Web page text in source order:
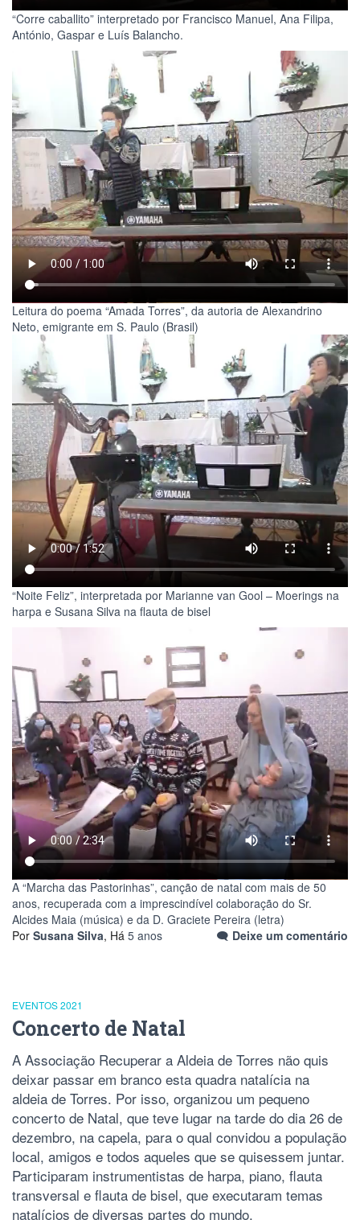
“Corre caballito” interpretado por Francisco Manuel, Ana Filipa,
António, Gaspar e Luís Balancho.
Leitura do poema “Amada Torres”, da autoria de Alexandrino
Neto, emigrante em S. Paulo (Brasil)
“Noite Feliz”, interpretada por Marianne van Gool – Moerings na
harpa e Susana Silva na flauta de bisel
A “Marcha das Pastorinhas”, canção de natal com mais de 50
anos, recuperada com a imprescindível colaboração do Sr.
Alcides Maia (música) e da D. Graciete Pereira (letra)
Por Susana Silva, Há 5 anos Deixe um comentário
EVENTOS 2021
Concerto de Natal
A Associação Recuperar a Aldeia de Torres não quis
deixar passar em branco esta quadra natalícia na
aldeia de Torres. Por isso, organizou um pequeno
concerto de Natal, que teve lugar na tarde do dia 26 de
dezembro, na capela, para o qual convidou a população
local, amigos e todos aqueles que se quisessem juntar.
Participaram instrumentistas de harpa, piano, flauta
transversal e flauta de bisel, que executaram temas
natalícios de diversas partes do mundo.